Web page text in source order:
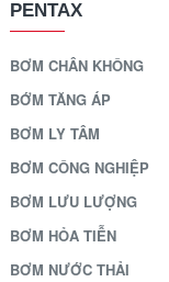
PENTAX
BƠM CHÂN KHÔNG
BỚM TĂNG ÁP
BƠM LY TÂM
BƠM CÔNG NGHIỆP
BƠM LƯU LƯỢNG
BƠM HỎA TIỄN
BƠM NƯỚC THẢI